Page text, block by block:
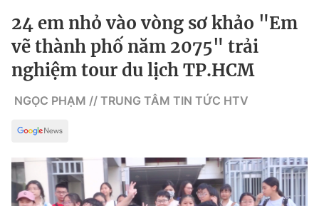
24 em nhỏ vào vòng sơ khảo "Em
vẽ thành phố năm 2075" trải
nghiệm tour du lịch TP.HCM
NGỌC PHẠM // TRUNG TÂM TIN TỨC HTV